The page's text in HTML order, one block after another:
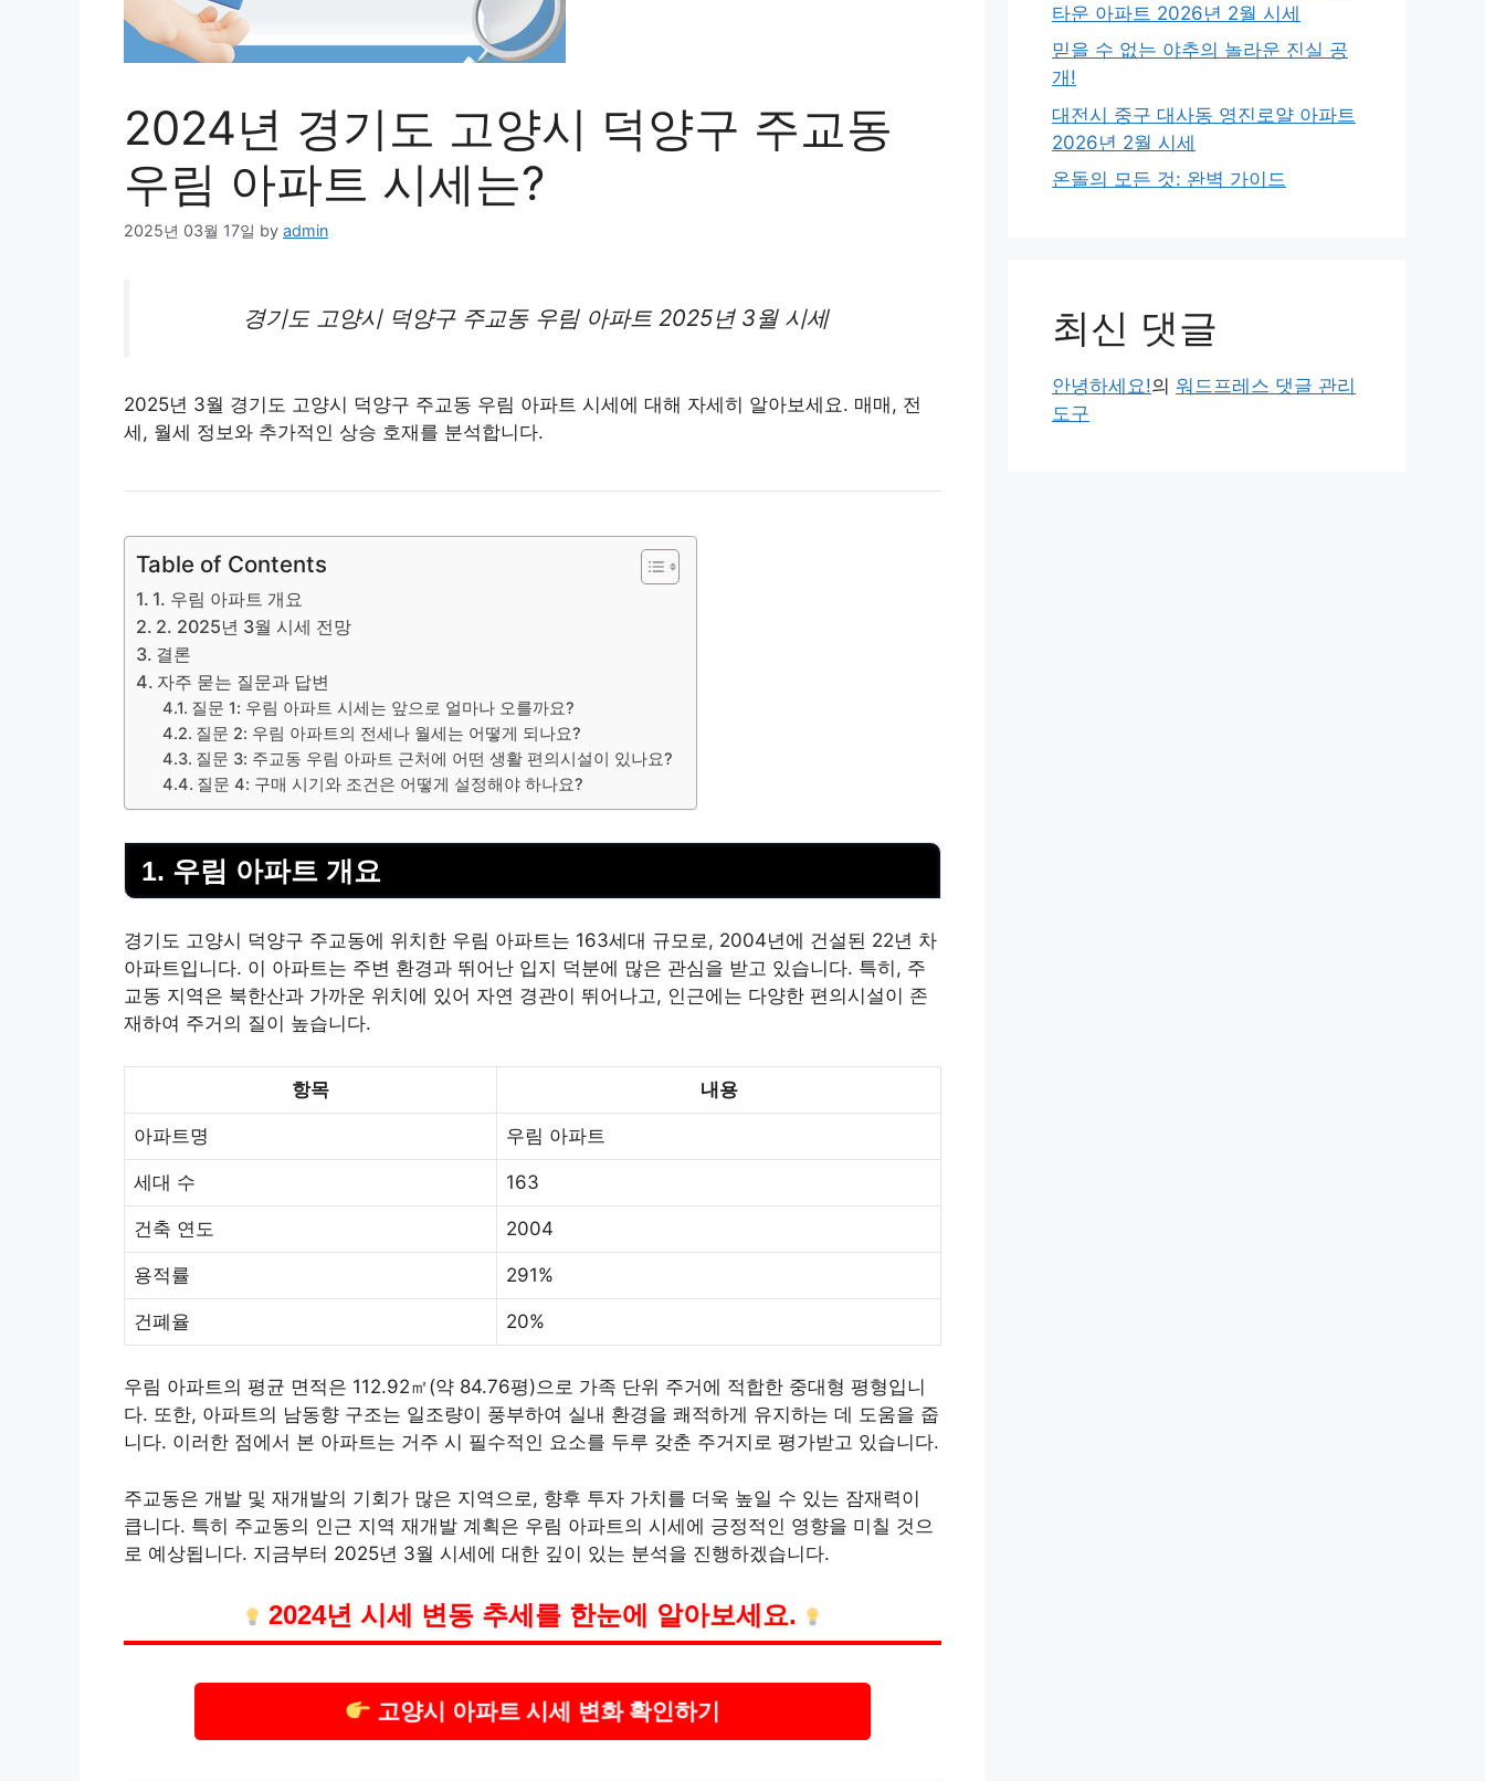
2024년 경기도 고양시 덕양구 주교동
우림 아파트 시세는?
2025년 03월 17일 by admin
경기도 고양시 덕양구 주교동 우림 아파트2025년 3월 시세
2025년 3월 경기도 고양시 덕양구 주교동 우림 아파트 시세에 대해 자세히 알아보세요. 매매, 전
세, 월세 정보와 추가적인 상승 호재를 분석합니다.
Table of Contents
1. 우림 아파트 개요
2. 2025년 3월 시세 전망
결론
자주 묻는 질문과 답변
질문 1: 우림 아파트 시세는 앞으로 얼마나 오를까요?
질문 2: 우림 아파트의 전세나 월세는 어떻게 되나요?
질문 3: 주교동 우림 아파트 근처에 어떤 생활 편의시설이 있나요?
질문 4: 구매 시기와 조건은 어떻게 설정해야 하나요?
1. 우림 아파트 개요
경기도 고양시 덕양구 주교동에 위치한 우림 아파트는 163세대 규모로, 2004년에 건설된 22년 차
아파트입니다. 이 아파트는 주변 환경과 뛰어난 입지 덕분에 많은 관심을 받고 있습니다. 특히, 주
교동 지역은 북한산과 가까운 위치에 있어 자연 경관이 뛰어나고, 인근에는 다양한 편의시설이 존
재하여 주거의 질이 높습니다.
항목 내용
아파트명 우림 아파트
세대 수 163
건축 연도 2004
용적률 291%
건폐율 20%
우림 아파트의 평균 면적은 112.92㎡(약 84.76평)으로 가족 단위 주거에 적합한 중대형 평형입니
다. 또한, 아파트의 남동향 구조는 일조량이 풍부하여 실내 환경을 쾌적하게 유지하는 데 도움을 줍
니다. 이러한 점에서 본 아파트는 거주 시 필수적인 요소를 두루 갖춘 주거지로 평가받고 있습니다.
주교동은 개발 및 재개발의 기회가 많은 지역으로, 향후 투자 가치를 더욱 높일 수 있는 잠재력이
큽니다. 특히 주교동의 인근 지역 재개발 계획은 우림 아파트의 시세에 긍정적인 영향을 미칠 것으
로 예상됩니다. 지금부터 2025년 3월 시세에 대한 깊이 있는 분석을 진행하겠습니다.
2024년 시세 변동 추세를 한눈에 알아보세요.
고양시 아파트 시세 변화 확인하기
타운 아파트 2026년 2월 시세
믿을 수 없는 야추의 놀라운 진실 공
개!
대전시 중구 대사동 영진로얄 아파트
2026년 2월 시세
온돌의 모든 것: 완벽 가이드
최신 댓글
안녕하세요!의 워드프레스 댓글 관리
도구